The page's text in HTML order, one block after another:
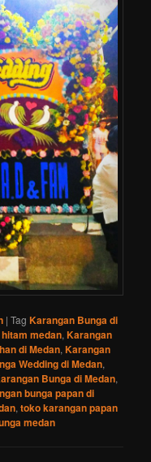
|Tag Karangan Bunga di
medan,Karangan
di Medan,Karangan
Wedding di Medan,
Bunga di Medan,
bunga papan di
,toko karangan papan
medan